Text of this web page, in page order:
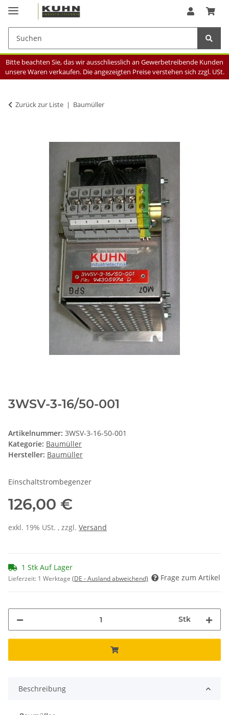
Bitte beachten Sie, das wir ausschliesslich an Gewerbetreibende Kunden
unsere Waren verkaufen. Die angezeigten Preise verstehen sich zzgl. USt.
Zurück zur Liste Baumüller
3WSV-3-16/50-001
Artikelnummer: 3WSV-3-16-50-001
Kategorie: Baumüller
Hersteller: Baumüller
Einschaltstrombegenzer
126,00 €
exkl. 19% USt. , zzgl. Versand
1 Stk Auf Lager
Lieferzeit: 1 Werktage (DE - Ausland abweichend) Frage zum Artikel
Stk
Beschreibung